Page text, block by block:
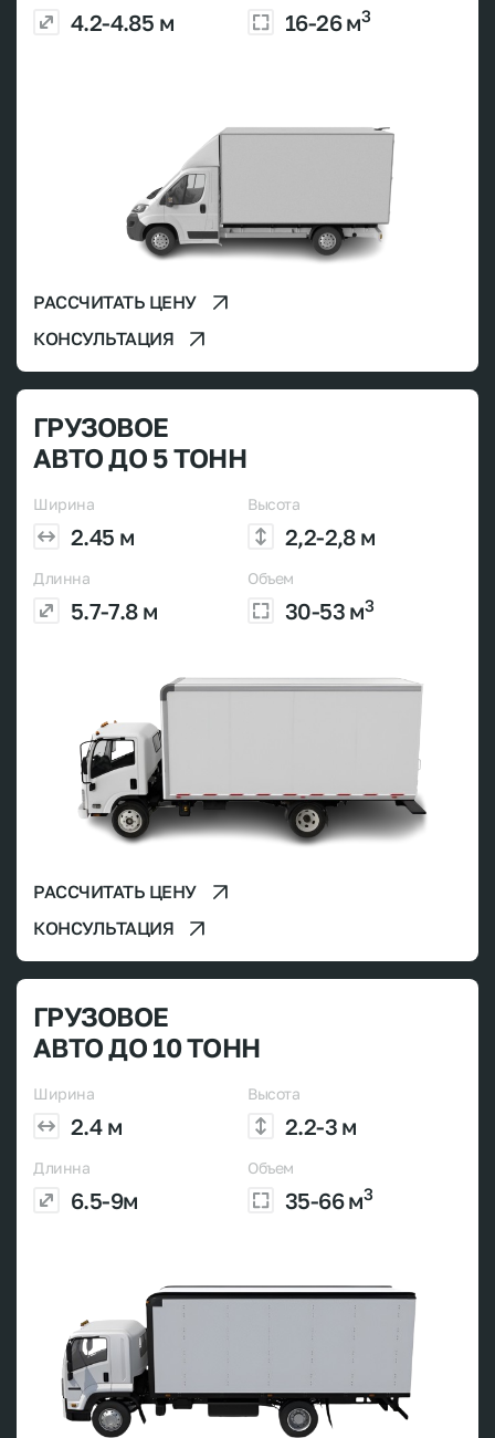
4.2-4.85 м 16-26 м3
РАССЧИТАТЬ ЦЕНУ
КОНСУЛЬТАЦИЯ
ГРУЗОВОЕ
АВТО ДО 5 ТОНН
Ширина
2.45 м
Высота
2,2-2,8 м
Длинна
5.7-7.8 м
Объем
30-53 м3
РАССЧИТАТЬ ЦЕНУ
КОНСУЛЬТАЦИЯ
ГРУЗОВОЕ
АВТО ДО 10 ТОНН
Ширина
2.4 м
Высота
2.2-3 м
Длинна
6.5-9м
Объем
35-66 м3